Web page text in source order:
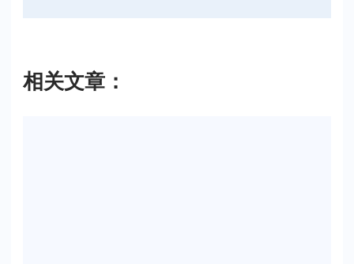
相关文章：